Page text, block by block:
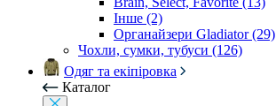
Інше (2)
Органайзери Gladiator (29)
Чохли, сумки, тубуси (126)
Одяг та екіпіровка
Каталог